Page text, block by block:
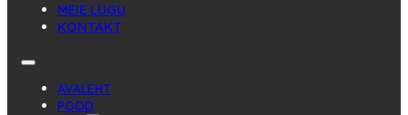
MEIE LUGU
KONTAKT
AVALEHT
POOD